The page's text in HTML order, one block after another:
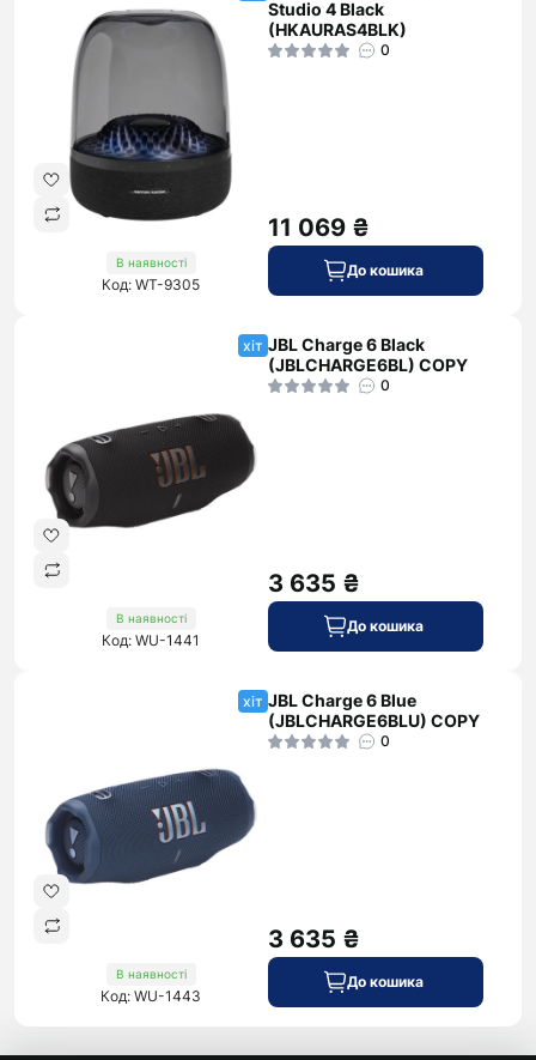
В наявності
Код: WT-9305
Studio 4 Black
(HKAURAS4BLK)
0
11 069 ₴
До кошика
хіт
В наявності
Код: WU-1441
JBL Charge 6 Black
(JBLCHARGE6BL) COPY
0
3 635 ₴
До кошика
хіт
В наявності
Код: WU-1443
JBL Charge 6 Blue
(JBLCHARGE6BLU) COPY
0
3 635 ₴
До кошика